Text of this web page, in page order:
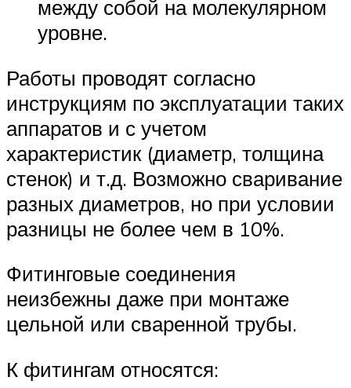
между собой на молекулярном
уровне.
Работы проводят согласно
инструкциям по эксплуатации таких
аппаратов и с учетом
характеристик (диаметр, толщина
стенок) и т.д. Возможно сваривание
разных диаметров, но при условии
разницы не более чем в 10%.
Фитинговые соединения
неизбежны даже при монтаже
цельной или сваренной трубы.
К фитингам относятся: